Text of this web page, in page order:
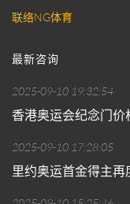
联络NG体育
最新咨询
2025-09-10 19:32:54
香港奥运会纪念门
2025-09-10 17:28:05
里约奥运首金得主